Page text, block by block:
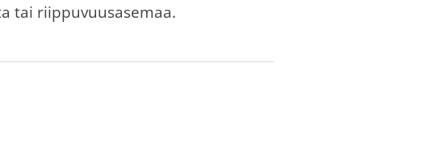
tai riippuvuusasemaa.